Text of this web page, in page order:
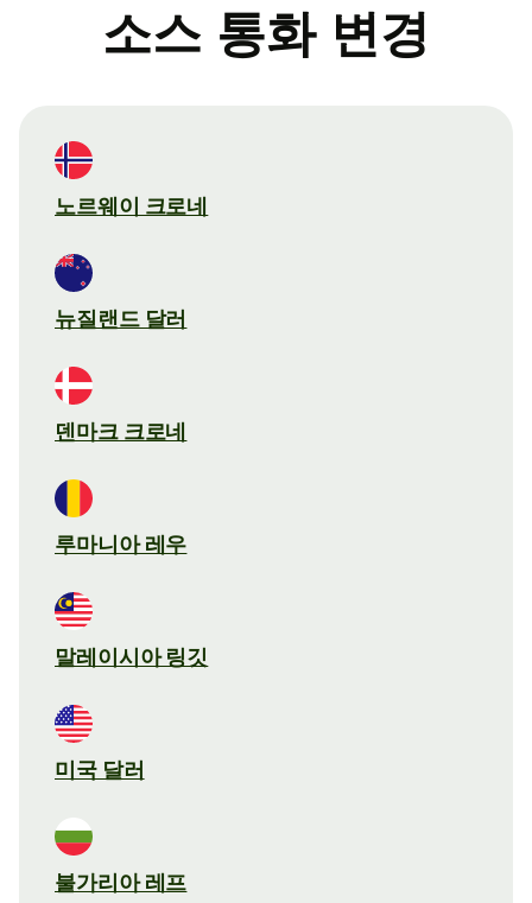
소스 통화 변경
노르웨이 크로네
뉴질랜드 달러
덴마크 크로네
루마니아 레우
말레이시아 링깃
미국 달러
불가리아 레프